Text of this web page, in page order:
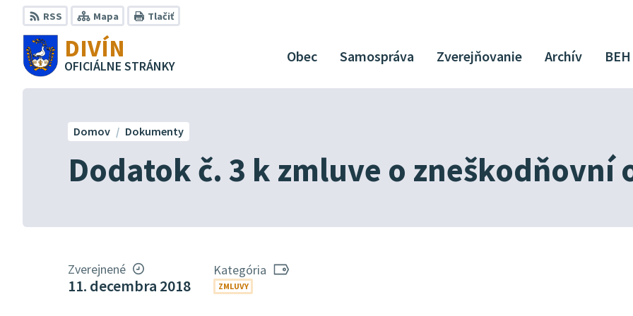
Preskočiť
na
obsah
RSS Mapa Tlačiť
DIVÍN
OFICIÁLNE STRÁNKY
Obec Samospráva Zverejňovanie Archív BEH
Dodatok č. 3 k zmluve o zneškodňovní
Domov Dokumenty
Zverejnené
11. decembra 2018
Kategória
ZMLUVY